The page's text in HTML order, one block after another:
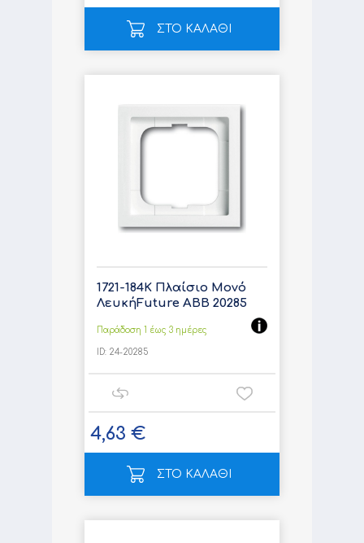
ΣΤΟ ΚΑΛΑΘΙ
1721-184K Πλαίσιο Μονό
ΛευκήFuture ABB 20285
Παράδοση 1 έως 3 ημέρες
ID: 24-20285
4,63 €
ΣΤΟ ΚΑΛΑΘΙ